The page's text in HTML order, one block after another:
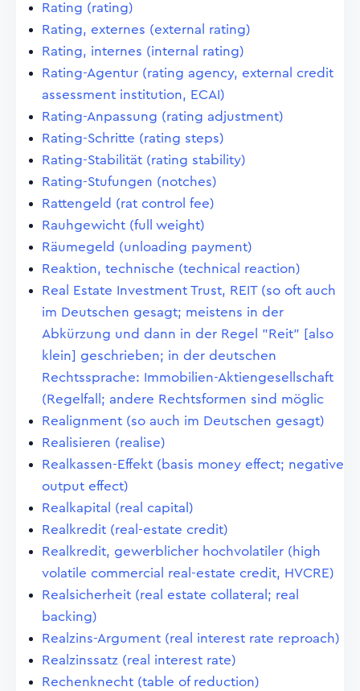
Rating (rating)
Rating, externes (external rating)
Rating, internes (internal rating)
Rating-Agentur (rating agency, external credit
assessment institution, ECAI)
Rating-Anpassung (rating adjustment)
Rating-Schritte (rating steps)
Rating-Stabilität (rating stability)
Rating-Stufungen (notches)
Rattengeld (rat control fee)
Rauhgewicht (full weight)
Räumegeld (unloading payment)
Reaktion, technische (technical reaction)
Real Estate Investment Trust, REIT (so oft auch
im Deutschen gesagt; meistens in der
Abkürzung und dann in der Regel "Reit" [also
klein] geschrieben; in der deutschen
Rechtssprache: Immobilien-Aktiengesellschaft
(Regelfall; andere Rechtsformen sind möglic
Realignment (so auch im Deutschen gesagt)
Realisieren (realise)
Realkassen-Effekt (basis money effect; negative
output effect)
Realkapital (real capital)
Realkredit (real-estate credit)
Realkredit, gewerblicher hochvolatiler (high
volatile commercial real-estate credit, HVCRE)
Realsicherheit (real estate collateral; real
backing)
Realzins-Argument (real interest rate reproach)
Realzinssatz (real interest rate)
Rechenknecht (table of reduction)